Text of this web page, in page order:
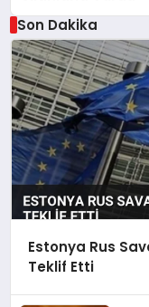
Son Dakika
Estonya Rus
Teklif Etti